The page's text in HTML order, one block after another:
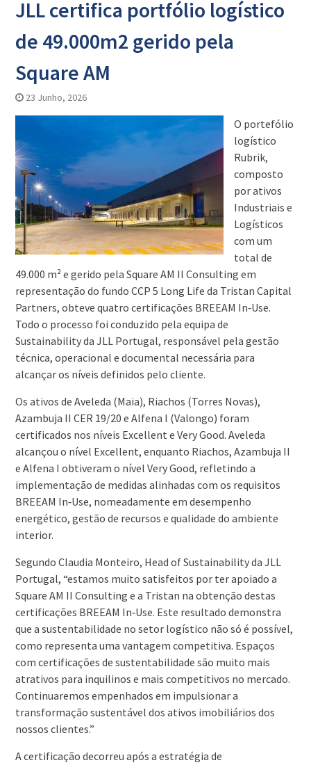
JLL certifica portfólio logístico
de 49.000m2 gerido pela
Square AM
23 Junho, 2026
O portefólio
logístico
Rubrik,
composto
por ativos
Industriais e
Logísticos
com um
total de
49.000 m² e gerido pela Square AM II Consulting em
representação do fundo CCP 5 Long Life da Tristan Capital
Partners, obteve quatro certificações BREEAM In‑Use.
Todo o processo foi conduzido pela equipa de
Sustainability da JLL Portugal, responsável pela gestão
técnica, operacional e documental necessária para
alcançar os níveis definidos pelo cliente.
Os ativos de Aveleda (Maia), Riachos (Torres Novas),
Azambuja II CER 19/20 e Alfena I (Valongo) foram
certificados nos níveis Excellent e Very Good. Aveleda
alcançou o nível Excellent, enquanto Riachos, Azambuja II
e Alfena I obtiveram o nível Very Good, refletindo a
implementação de medidas alinhadas com os requisitos
BREEAM In‑Use, nomeadamente em desempenho
energético, gestão de recursos e qualidade do ambiente
interior.
Segundo Claudia Monteiro, Head of Sustainability da JLL
Portugal, “estamos muito satisfeitos por ter apoiado a
Square AM II Consulting e a Tristan na obtenção destas
certificações BREEAM In‑Use. Este resultado demonstra
que a sustentabilidade no setor logístico não só é possível,
como representa uma vantagem competitiva. Espaços
com certificações de sustentabilidade são muito mais
atrativos para inquilinos e mais competitivos no mercado.
Continuaremos empenhados em impulsionar a
transformação sustentável dos ativos imobiliários dos
nossos clientes.”
A certificação decorreu após a estratégia de